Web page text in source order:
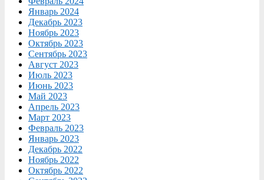
Январь 2024
Декабрь 2023
Ноябрь 2023
Октябрь 2023
Сентябрь 2023
Август 2023
Июль 2023
Июнь 2023
Май 2023
Апрель 2023
Март 2023
Февраль 2023
Январь 2023
Декабрь 2022
Ноябрь 2022
Октябрь 2022